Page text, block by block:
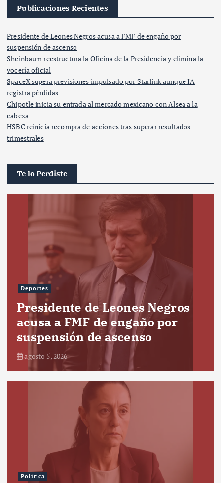
Publicaciones Recientes
Presidente de Leones Negros acusa a FMF de engaño por
suspensión de ascenso
Sheinbaum reestructura la Oficina de la Presidencia y elimina la
vocería oficial
SpaceX supera previsiones impulsado por Starlink aunque IA
registra pérdidas
Chipotle inicia su entrada al mercado mexicano con Alsea a la
cabeza
HSBC reinicia recompra de acciones tras superar resultados
trimestrales
Te lo Perdiste
Deportes
Presidente de Leones Negros
acusa a FMF de engaño por
suspensión de ascenso
agosto 5, 2026
Política